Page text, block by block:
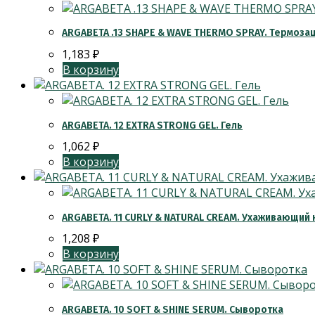
ARGABETA .13 SHAPE & WAVE THERMO SPRAY.
1,183 ₽
В корзину
ARGABETA. 12 EXTRA STRONG GEL. Гель
1,062 ₽
В корзину
ARGABETA. 11 CURLY & NATURAL CREAM.
1,208 ₽
В корзину
ARGABETA. 10 SOFT & SHINE SERUM. Сыворотка